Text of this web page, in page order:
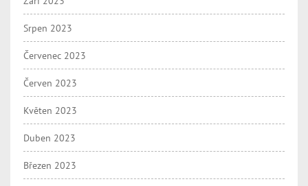
Srpen 2023
Červenec 2023
Červen 2023
Květen 2023
Duben 2023
Březen 2023